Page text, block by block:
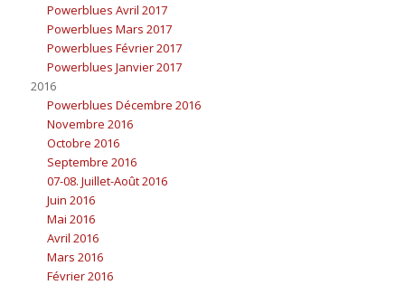
Powerblues Avril 2017
Powerblues Mars 2017
Powerblues Février 2017
Powerblues Janvier 2017
2016
Powerblues Décembre 2016
Novembre 2016
Octobre 2016
Septembre 2016
07-08. Juillet-Août 2016
Juin 2016
Mai 2016
Avril 2016
Mars 2016
Février 2016